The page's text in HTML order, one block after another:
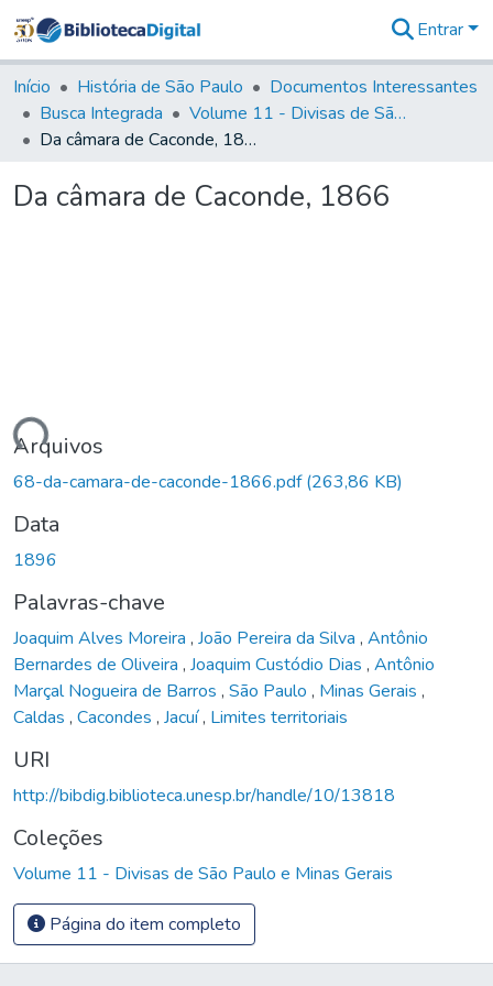
&
Coleções
Tudo na
Biblioteca
Estatísticas
Entrar
Início História de São Paulo
Documentos Interessantes
Busca Integrada
Volume 11 - Divisas de São Paulo e Minas Gerais
Da câmara de Caconde, 1866
Da câmara de Caconde, 1866
Arquivos
68-da-camara-de-caconde-1866.pdf(263,86 KB)
Data
1896
Palavras-chave
Joaquim Alves Moreira , João Pereira da Silva , Antônio
Bernardes de Oliveira , Joaquim Custódio Dias , Antônio
Marçal Nogueira de Barros , São Paulo , Minas Gerais ,
Caldas , Cacondes , Jacuí, Limites territoriais
URI
http://bibdig.biblioteca.unesp.br/handle/10/13818
Coleções
Volume 11 - Divisas de São Paulo e Minas Gerais
Página do item completo